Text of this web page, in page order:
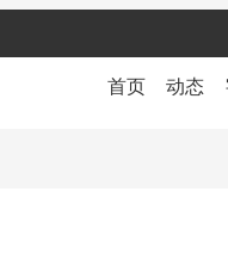
首页 动态